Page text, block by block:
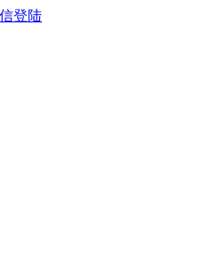
登陆